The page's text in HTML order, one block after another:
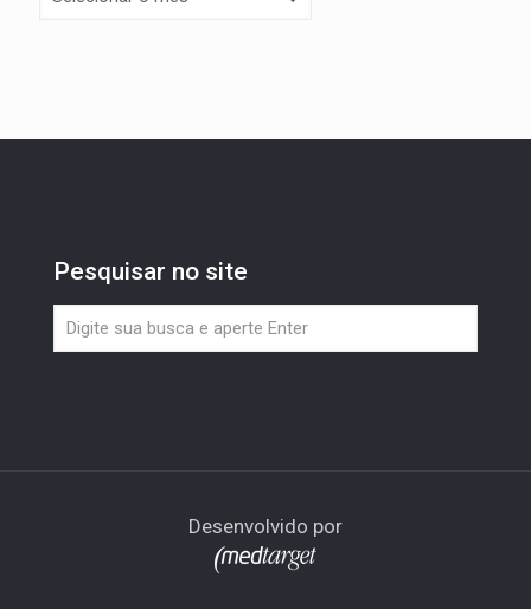
Pesquisar no site
Desenvolvido por